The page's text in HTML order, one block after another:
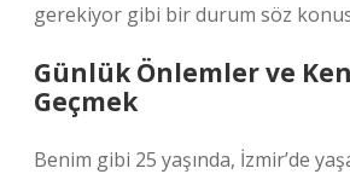
gerekiyor gibi bir durum söz
Günlük Önlemler ve
Geçmek
Benim gibi 25 yaşında, İzmir’de